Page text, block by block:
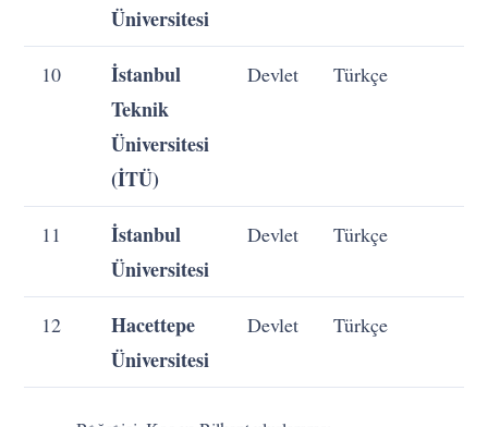
Üniversitesi
10
İstanbul
Teknik
Üniversitesi
(İTÜ)
Devlet Türkçe
11
İstanbul
Üniversitesi
Devlet Türkçe
12
Hacettepe
Üniversitesi
Devlet Türkçe